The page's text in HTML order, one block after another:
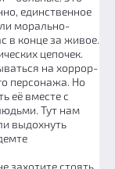
единственное
морально-
в конце за живое.
цепочек.
на хоррор-
персонажа. Но
её вместе с
Тут нам
выдохнуть
захотите стоять,